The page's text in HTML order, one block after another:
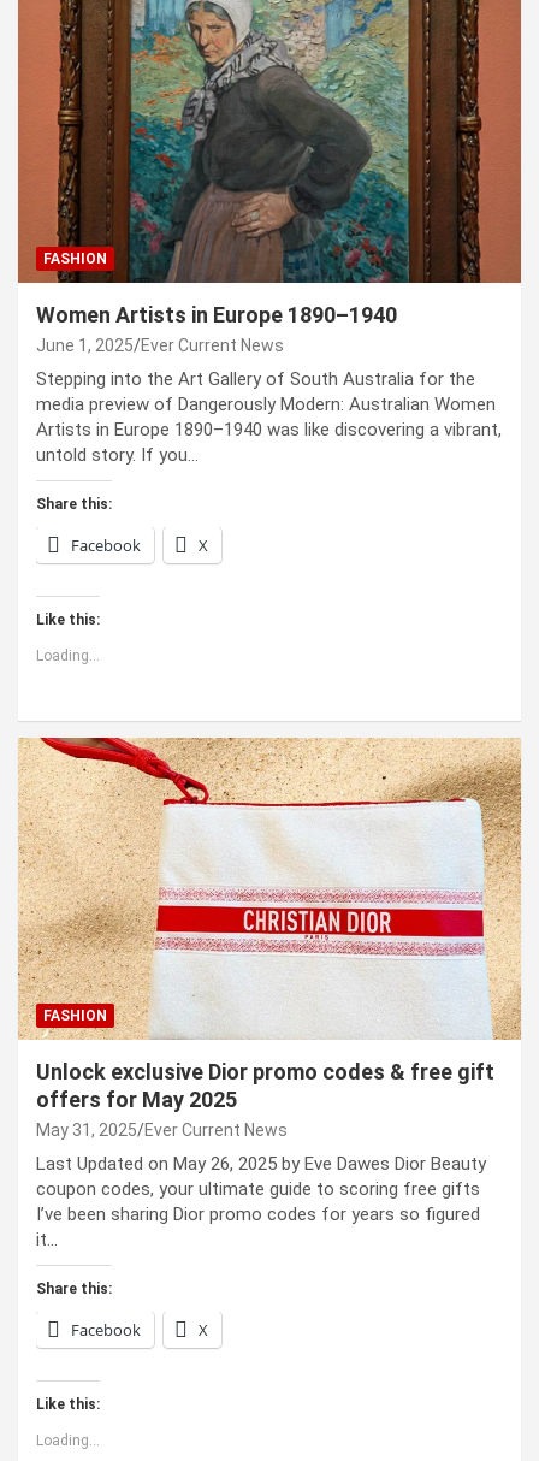
FASHION
Women Artists in Europe 1890–1940
June 1, 2025 Ever Current News
Stepping into the Art Gallery of South Australia for the
media preview of Dangerously Modern: Australian Women
Artists in Europe 1890–1940 was like discovering a vibrant,
untold story. If you…
Share this:
Facebook X
Like this:
Loading...
FASHION
Unlock exclusive Dior promo codes & free gift
offers for May 2025
May 31, 2025 Ever Current News
Last Updated on May 26, 2025 by Eve Dawes Dior Beauty
coupon codes, your ultimate guide to scoring free gifts
I’ve been sharing Dior promo codes for years so figured
it…
Share this:
Facebook X
Like this:
Loading...